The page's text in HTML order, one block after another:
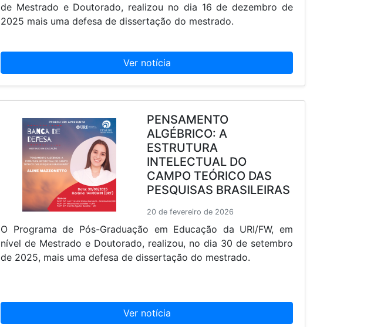
de Mestrado e Doutorado, realizou no dia 16 de dezembro de
2025 mais uma defesa de dissertação do mestrado.
Ver notícia
PENSAMENTO
ALGÉBRICO: A
ESTRUTURA
INTELECTUAL DO
CAMPO TEÓRICO DAS
PESQUISAS BRASILEIRAS
20 de fevereiro de 2026
O Programa de Pós-Graduação em Educação da URI/FW, em
nível de Mestrado e Doutorado, realizou, no dia 30 de setembro
de 2025, mais uma defesa de dissertação do mestrado.
Ver notícia